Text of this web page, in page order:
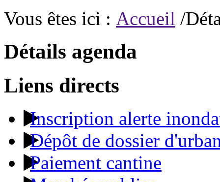
Vous êtes ici : Accueil /
Détails agenda
Liens directs
Inscription alerte
Dépôt de dossier
Paiement cantine